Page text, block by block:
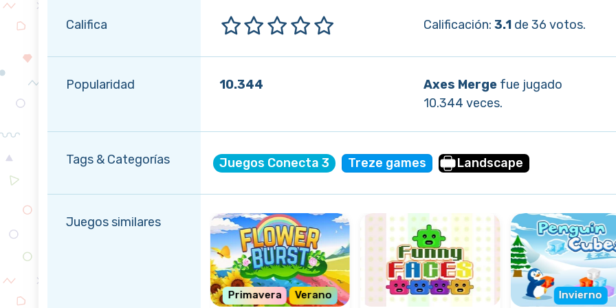
Califica Calificación: 3.1de 36 votos.
Popularidad 10.344 Axes Mergefue jugado
10.344 veces.
Tags & Categorías Juegos Conecta 3 Treze games Landscape
Juegos similares
Primavera Verano Invierno